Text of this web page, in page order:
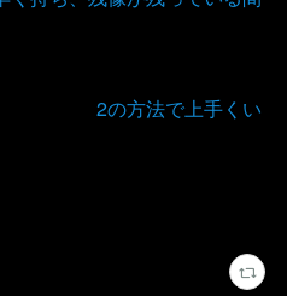
上手くい